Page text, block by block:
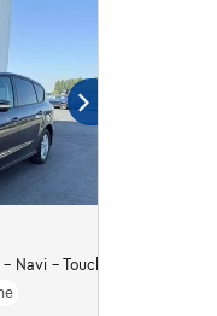
Navi - Touchscreen *